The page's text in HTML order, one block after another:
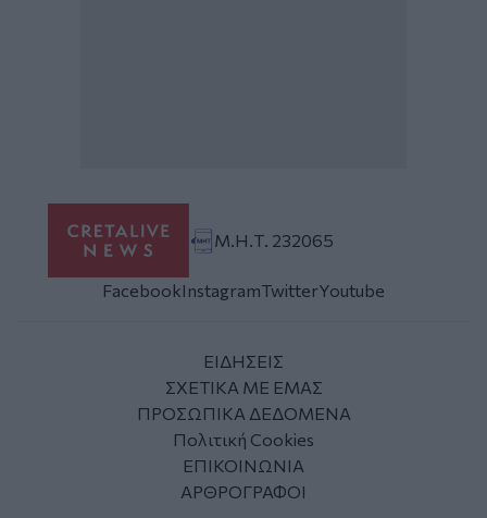
Μ.Η.Τ. 232065
FacebookInstagramTwitterYoutube
ΕΙΔΗΣΕΙΣ
ΣΧΕΤΙΚΑ ΜΕ ΕΜΑΣ
ΠΡΟΣΩΠΙΚΑ ΔΕΔΟΜΕΝΑ
Πολιτική Cookies
ΕΠΙΚΟΙΝΩΝΙΑ
ΑΡΘΡΟΓΡΑΦΟΙ